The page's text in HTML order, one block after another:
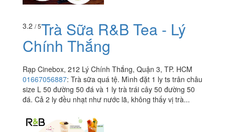
3.2 / 5Trà Sữa R&B Tea - Lý
Chính Thắng
Rạp Cinebox, 212 Lý Chính Thắng, Quận 3, TP. HCM
01667056887: Trà sữa quá tệ. Mình đặt 1 ly ts trân châu
size L 50 đường 50 đá và 1 ly trà trái cây 50 đường 50
đá. Cả 2 ly đều nhạt như nước lã, không thấy vị trà...